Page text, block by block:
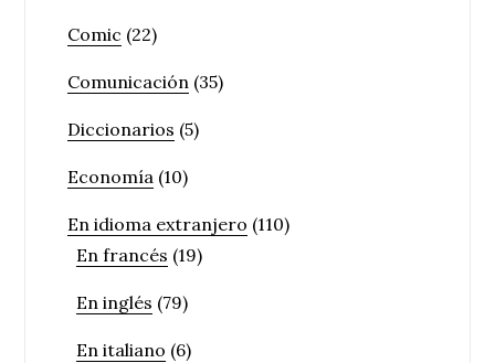
Comic (22)
Comunicación (35)
Diccionarios (5)
Economía (10)
En idioma extranjero (110)
En francés (19)
En inglés (79)
En italiano (6)